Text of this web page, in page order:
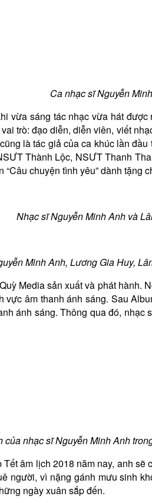
Ca nhạc sĩ Nguyễn
vừa sáng tác nhạc vừa hát
trò: đạo diễn, diễn viên, viết
là tác giả của ca khúc lần
Thành Lộc, NSƯT Thanh
chuyện tình yêu” dành tặng
Nhạc sĩ Nguyễn Minh Anh và
Minh Anh, Lương Gia Huy,
Media sản xuất và phát
âm thanh ánh sáng. Sau
ánh sáng. Thông qua đó,
của nhạc sĩ Nguyễn Minh Anh
âm lịch 2018 năm nay, anh
vì nặng gánh mưu sinh
ngày xuân sắp đến.